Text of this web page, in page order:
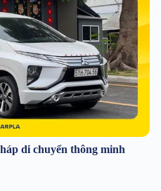
di chuyển thông minh